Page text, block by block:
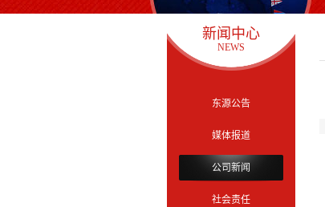
新闻中心
NEWS
东源公告
媒体报道
公司新闻
社会责任